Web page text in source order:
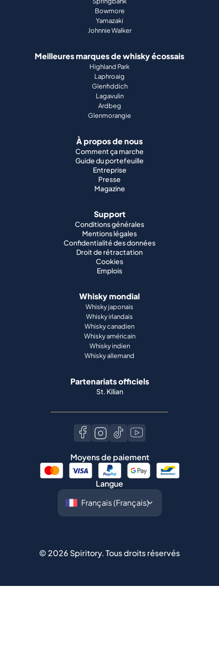
Bowmore
Yamazaki
Johnnie Walker
Meilleures marques de whisky écossais
Highland Park
Laphroaig
Glenfiddich
Lagavulin
Ardbeg
Glenmorangie
À propos de nous
Comment ça marche
Guide du portefeuille
Entreprise
Presse
Magazine
Support
Conditions générales
Mentions légales
Confidentialité des données
Droit de rétractation
Cookies
Emplois
Whisky mondial
Whisky japonais
Whisky irlandais
Whisky canadien
Whisky américain
Whisky indien
Whisky allemand
Partenariats officiels
St. Kilian
Moyens de paiement
Langue
© 2026 Spiritory.Tous droits réservés